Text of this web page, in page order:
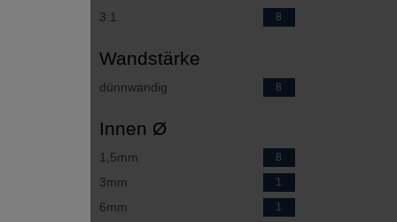
3:1 8
Wandstärke
dünnwandig 8
Innen Ø
1,5mm 8
3mm 1
6mm 1